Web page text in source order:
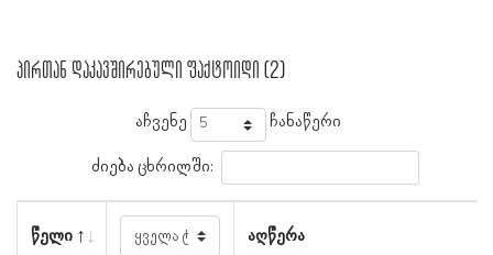
პირთან დაკავშირებული ფაქტოიდი (2)
აჩვენე ჩანაწერი
ძიება ცხრილში:
წელი აღწერა